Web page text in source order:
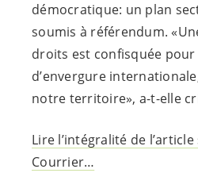
démocratique: un plan
soumis à référendum.
droits est confisquée
d’envergure
notre territoire», a-t-elle
Lire l’intégralité de
Courrier…